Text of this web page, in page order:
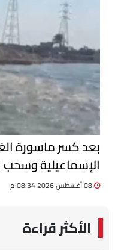
بعد كسر ماسورة
الإسماعيلية وسحب
الأكثر قراءة